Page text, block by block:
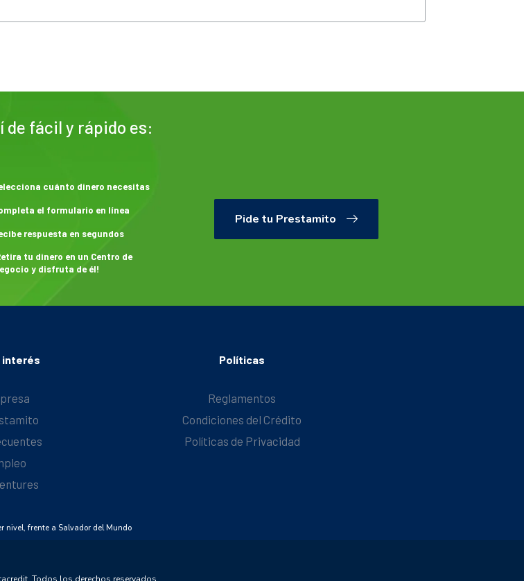
de fácil y rápido es:
cuánto dinero necesitas
el formulario en línea
respuesta en segundos
tu dinero en un Centro de
y disfruta de él!
Pide tu Prestamito
interés Políticas
Reglamentos
Condiciones del Crédito
Políticas de Privacidad
nivel, frente a Salvador del Mundo
Todos los derechos reservados.